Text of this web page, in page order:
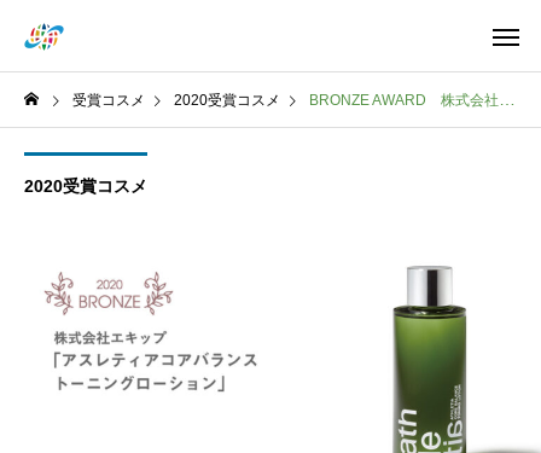
受賞コスメ 2020受賞コスメ BRONZE AWARD 株式会社エキップ athletia
2020受賞コスメ